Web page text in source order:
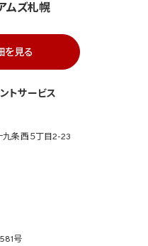
ムズ札幌
を見る
トサービス
条西５丁目2-23
号